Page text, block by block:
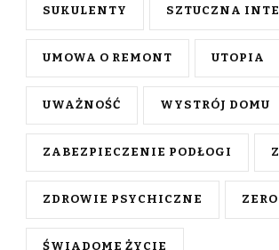
SUKULENTY SZTUCZNA
UMOWA O REMONT UTOPIA
UWAŻNOŚĆ WYSTRÓJ DOMU
ZABEZPIECZENIE PODŁOGI
ZDROWIE PSYCHICZNE
ŚWIADOME ŻYCIE